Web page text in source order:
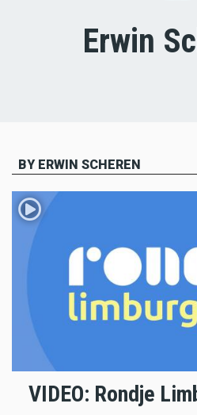
Erwin
BY ERWIN SCHEREN
VIDEO: Rondje